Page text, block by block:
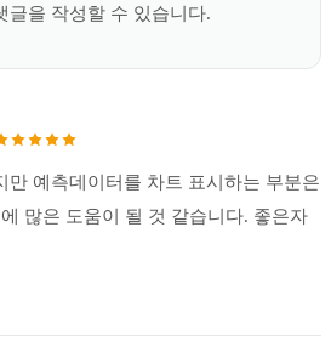
글을 작성할 수 있습니다.
만 예측데이터를 차트 표시하는 부분은
많은 도움이 될 것 같습니다. 좋은자